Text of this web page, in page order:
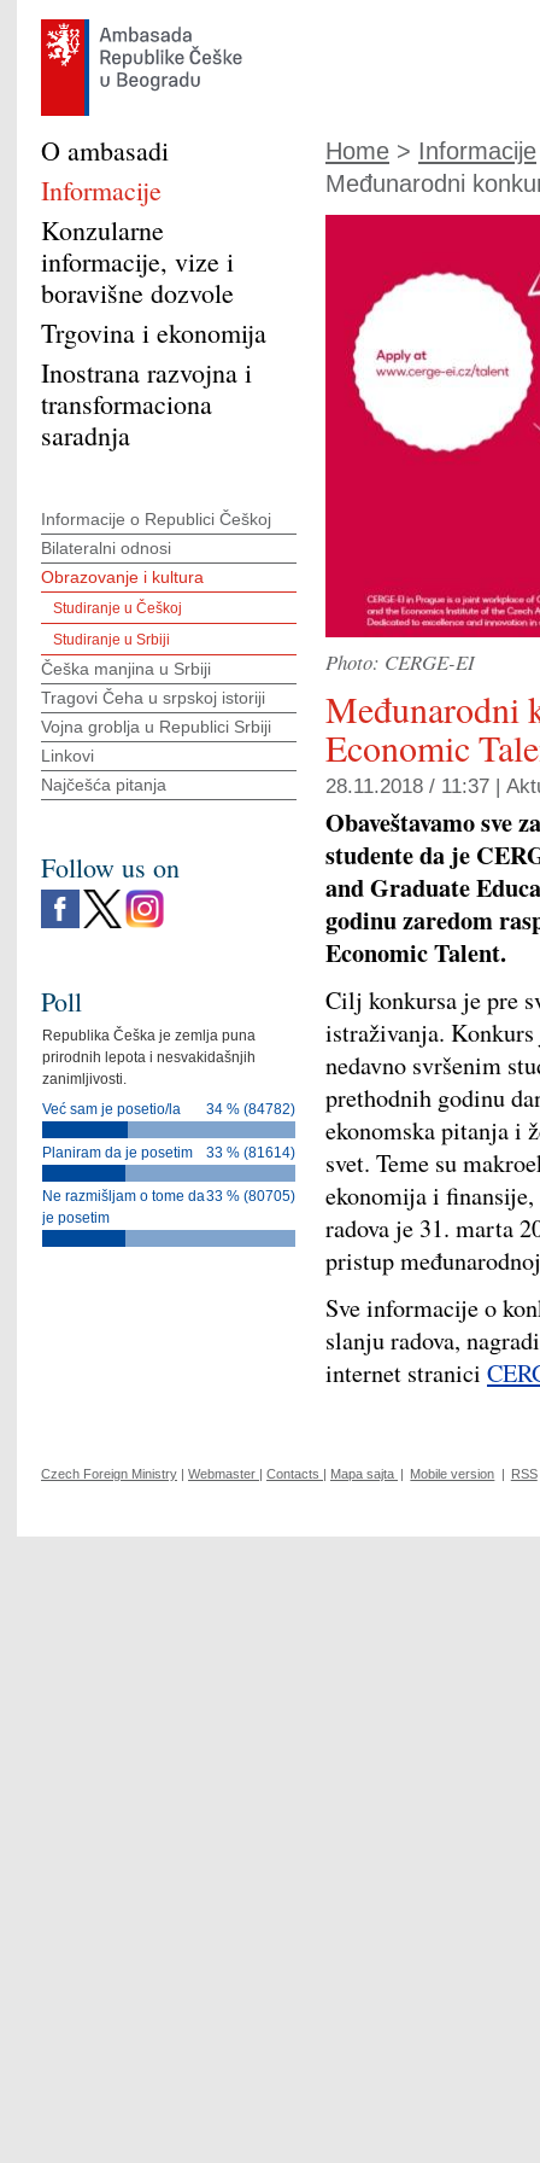
Home > Informacije
Međunarodni
Photo: CERGE-EI
Međunarodni
Economic
28.11.2018 / 11:37 |
Obaveštavamo sve
studente da je
and Graduate
godinu zaredom
Economic Talent.
Cilj konkursa je pre
istraživanja.
nedavno svršenim
prethodnih godinu
ekonomska pitanja i
svet. Teme su
ekonomija i
radova je 31. marta
pristup
Sve informacije o
slanju radova,
internet stranici
O ambasadi
Informacije
Konzularne
informacije, vize i
boravišne dozvole
Trgovina i ekonomija
Inostrana razvojna i
transformaciona
saradnja
Informacije o Republici Češkoj
Bilateralni odnosi
Obrazovanje i kultura
Studiranje u Češkoj
Studiranje u Srbiji
Češka manjina u Srbiji
Tragovi Čeha u srpskoj istoriji
Vojna groblja u Republici Srbiji
Linkovi
Najčešća pitanja
Follow us on
Poll
Republika Češka je zemlja puna
prirodnih lepota i nesvakidašnjih
zanimljivosti.
34 % (84782)
Već sam je posetio/la
33 % (81614)
Planiram da je posetim
33 % (80705)
Ne razmišljam o tome da
je posetim
Czech Foreign Ministry | Webmaster | Contacts | Mapa sajta | Mobile version | RSS